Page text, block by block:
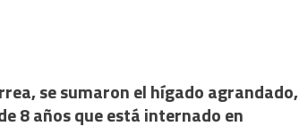
se sumaron el hígado agrandado,
8 años que está internado en